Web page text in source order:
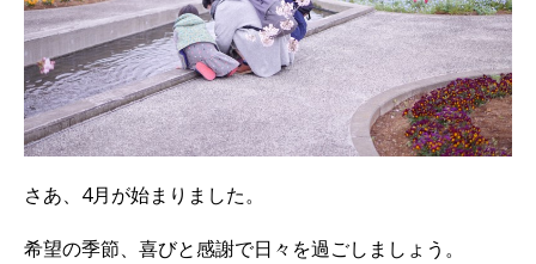
さあ、4月が始まりました。
希望の季節、喜びと感謝で日々を過ごしましょう。